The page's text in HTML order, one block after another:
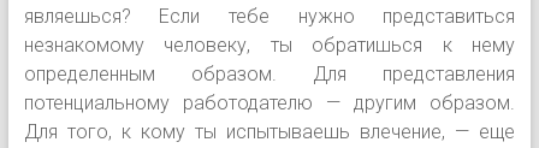
являешься? Если тебе нужно представиться
незнакомому человеку, ты обратишься к нему
определенным образом. Для представления
потенциальному работодателю — другим образом.
Для того, к кому ты испытываешь влечение, — еще